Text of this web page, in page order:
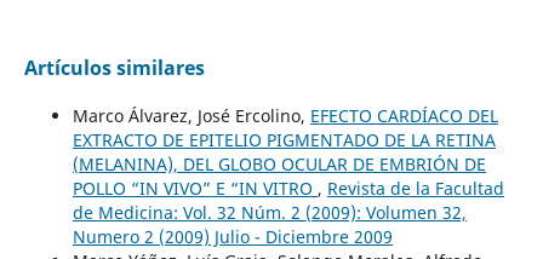
Artículos similares
Marco Álvarez, José Ercolino, EFECTO CARDÍACO DEL
EXTRACTO DE EPITELIO PIGMENTADO DE LA RETINA
(MELANINA), DEL GLOBO OCULAR DE EMBRIÓN DE
POLLO “IN VIVO” E “IN VITRO , Revista de la Facultad
de Medicina: Vol. 32 Núm. 2 (2009): Volumen 32,
Numero 2 (2009) Julio - Diciembre 2009